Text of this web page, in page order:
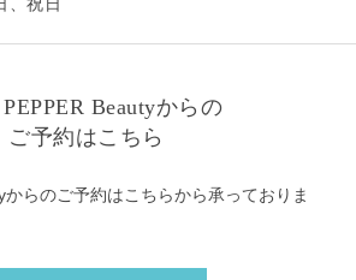
Beautyからの
ご予約はこちら
らのご予約はこちらから承っておりま